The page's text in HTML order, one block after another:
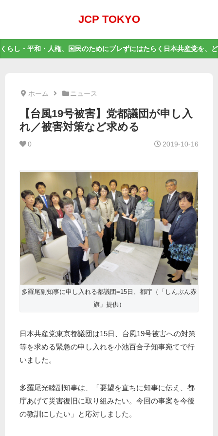
JCP TOKYO
くらし・平和・人権、国民のためにブレずにはたらく日本共産党を、
ホーム ニュース
【台風19号被害】党都議団が申し入
れ／被害対策など求める
0 2019-10-16
多羅尾副知事に申し入れる都議団=15日、都庁（「しんぶん赤
旗」提供）
日本共産党東京都議団は15日、台風19号被害への対策
等を求める緊急の申し入れを小池百合子知事宛てで行
いました。
多羅尾光睦副知事は、「要望を直ちに知事に伝え、都
庁あげて災害復旧に取り組みたい。今回の事案を今後
の教訓にしたい」と応対しました。